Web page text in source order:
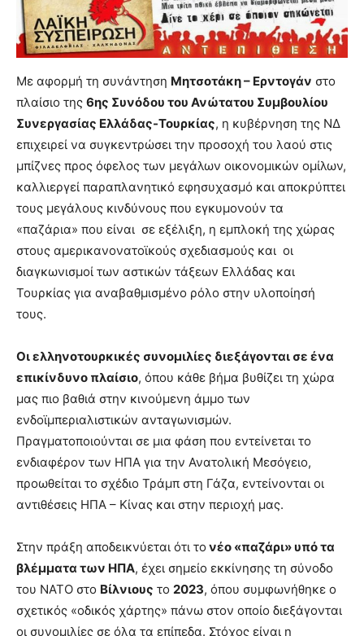
Με αφορμή τη συνάντηση Μητσοτάκη – Ερντογάν στο
πλαίσιο της 6ης Συνόδου του Ανώτατου Συμβουλίου
Συνεργασίας Ελλάδας-Τουρκίας, η κυβέρνηση της ΝΔ
επιχειρεί να συγκεντρώσει την προσοχή του λαού στις
μπίζνες προς όφελος των μεγάλων οικονομικών ομίλων,
καλλιεργεί παραπλανητικό εφησυχασμό και αποκρύπτει
τους μεγάλους κινδύνους που εγκυμονούν τα
«παζάρια» που είναι σε εξέλιξη, η εμπλοκή της χώρας
στους αμερικανονατοϊκούς σχεδιασμούς και οι
διαγκωνισμοί των αστικών τάξεων Ελλάδας και
Τουρκίας για αναβαθμισμένο ρόλο στην υλοποίησή
τους.
Οι ελληνοτουρκικές συνομιλίες διεξάγονται σε ένα
επικίνδυνο πλαίσιο, όπου κάθε βήμα βυθίζει τη χώρα
μας πιο βαθιά στην κινούμενη άμμο των
ενδοϊμπεριαλιστικών ανταγωνισμών.
Πραγματοποιούνται σε μια φάση που εντείνεται το
ενδιαφέρον των ΗΠΑ για την Ανατολική Μεσόγειο,
προωθείται το σχέδιο Τράμπ στη Γάζα, εντείνονται οι
αντιθέσεις ΗΠΑ – Κίνας και στην περιοχή μας.
Στην πράξη αποδεικνύεται ότι το νέο «παζάρι» υπό τα
βλέμματα των ΗΠΑ, έχει σημείο εκκίνησης τη σύνοδο
του ΝΑΤΟ στο Βίλνιους το 2023, όπου συμφωνήθηκε ο
σχετικός «οδικός χάρτης» πάνω στον οποίο διεξάγονται
οι συνομιλίες σε όλα τα επίπεδα. Στόχος είναι η